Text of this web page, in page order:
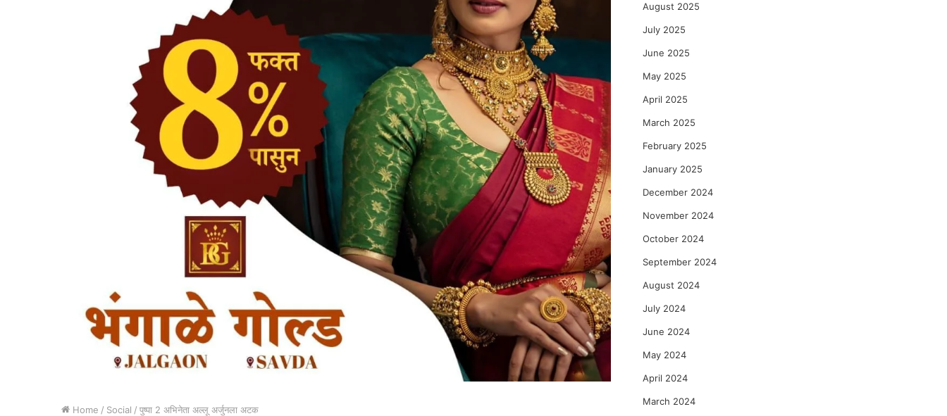
Home / Social / पुष्पा 2 अभिनेता अल्लू अर्जुनला अटक
August 2025
July 2025
June 2025
May 2025
April 2025
March 2025
February 2025
January 2025
December 2024
November 2024
October 2024
September 2024
August 2024
July 2024
June 2024
May 2024
April 2024
March 2024